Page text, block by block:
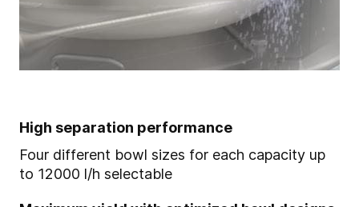
High separation performance
Four different bowl sizes for each capacity up
to 12000 l/h selectable